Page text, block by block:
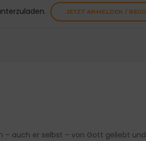
JETZT ANMELDEN /
auch er selbst – von Gott geliebt